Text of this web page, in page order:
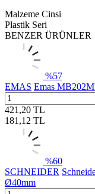
Malzeme Cinsi
Plastik Seri
BENZER ÜRÜNLER
%57
EMAS Emas
421,20 TL
181,12 TL
%60
SCHNEIDER
Ø40mm